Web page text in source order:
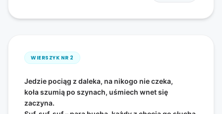
WIERSZYK NR 2
Jedzie pociąg z daleka, na nikogo nie czeka,
koła szumią po szynach, uśmiech wnet się
zaczyna.